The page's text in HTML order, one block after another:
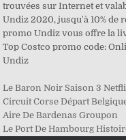
trouvées sur Internet et
Undiz 2020, jusqu'à 10% de
promo Undiz vous offre la
Top Costco promo code:
Undiz
Le Baron Noir Saison 3
Circuit Corse Départ
Aire De Bardenas Groupon
Le Port De Hambourg